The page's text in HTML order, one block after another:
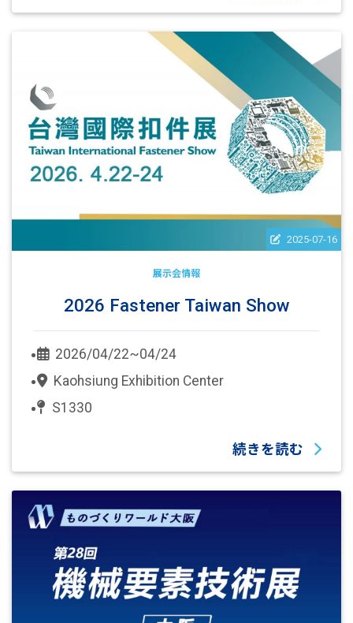
2025-07-16
展示会情報
2026 Fastener Taiwan Show
2026/04/22~04/24
Kaohsiung Exhibition Center
S1330
続きを読む